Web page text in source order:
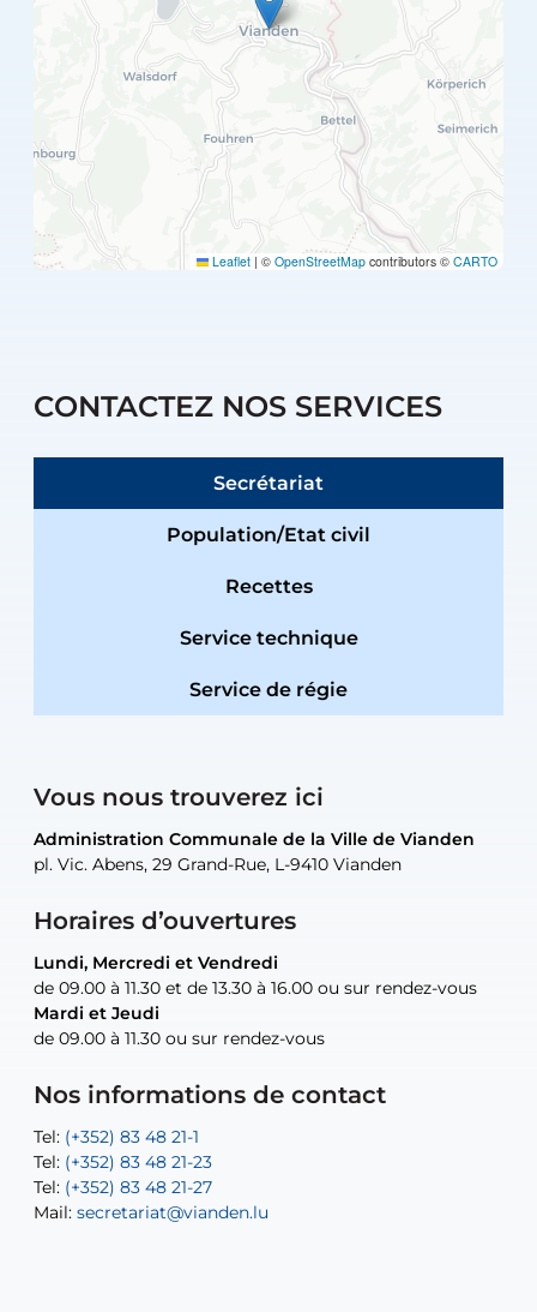
Leaflet | © OpenStreetMap contributors © CARTO
CONTACTEZ NOS SERVICES
Secrétariat
Population/Etat civil
Recettes
Service technique
Service de régie
Vous nous trouverez ici
Administration Communale de la Ville de Vianden
pl. Vic. Abens, 29 Grand-Rue, L-9410 Vianden
Horaires d’ouvertures
Lundi, Mercredi et Vendredi
de 09.00 à 11.30 et de 13.30 à 16.00 ou sur rendez-vous
Mardi et Jeudi
de 09.00 à 11.30 ou sur rendez-vous
Nos informations de contact
Tel: (+352) 83 48 21-1
Tel: (+352) 83 48 21-23
Tel: (+352) 83 48 21-27
Mail: secretariat@vianden.lu
Administration Communale de la Ville de Vianden
pl. Vic. Abens, 29 Grand-Rue, L-9410 Vianden
Lundi, Mercredi et Vendredi
de 09.00 à 11.30 et de 13.30 à 16.00 ou sur rendez-vous
Mardi et Jeudi
de 09.00 à 11.30 ou sur rendez-vous
Tel: (+352) 83 48 21-20
Tel: (+352) 83 48 21-22
Mail:sofia.carvalho@vianden.lu
Mail: diane.storn@vianden.lu
Administration Communale de la Ville de Vianden
pl. Vic. Abens, 29 Grand-Rue, L-9410 Vianden
uniquement sur rendez-vous
Mail:recette@vianden.lu
Administration Communale de la Ville de Vianden
pl. Vic. Abens, 29 Grand-Rue, L-9410 Vianden
uniquement sur rendez-vous
Tel:(+352) 83 48 21-31
Atelier Communal de la Ville de Vianden
30, rue Neugarten, L-9422 Vianden
uniquement sur rendez-vous
Tel:Permanence (Fuite d’eau) : 83 48 21 61